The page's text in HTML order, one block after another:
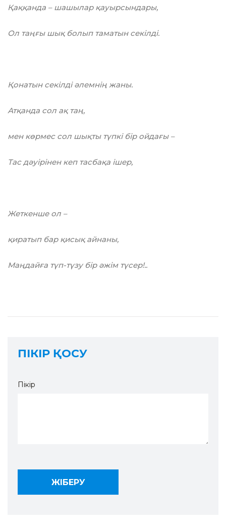
Қаққанда – шашылар қауырсындары,
Ол таңғы шық болып таматын секілді.
Қонатын секілді әлемнің жаны.
Атқанда сол ақ таң,
мен көрмес сол шықты түпкі бір ойдағы –
Тас дәуірінен кеп тасбақа ішер,
Жеткенше ол –
қиратып бар қисық айнаны,
Маңдайға түп-түзу бір әжім түсер!..
ПІКІР ҚОСУ
Пікір